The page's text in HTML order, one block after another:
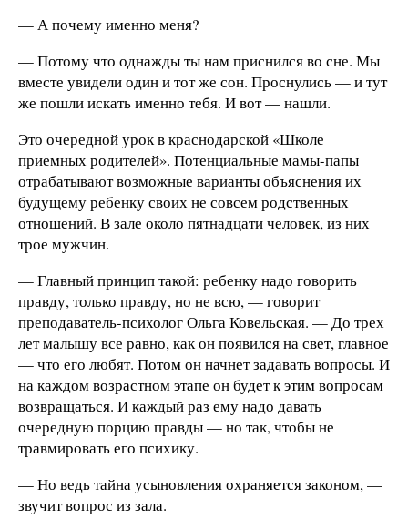
— А почему именно меня?
— Потому что однажды ты нам приснился во сне. Мы
вместе увидели один и тот же сон. Проснулись — и тут
же пошли искать именно тебя. И вот — нашли.
Это очередной урок в краснодарской «Школе
приемных родителей». Потенциальные мамы-папы
отрабатывают возможные варианты объяснения их
будущему ребенку своих не совсем родственных
отношений. В зале около пятнадцати человек, из них
трое мужчин.
— Главный принцип такой: ребенку надо говорить
правду, только правду, но не всю, — говорит
преподаватель-психолог Ольга Ковельская. — До трех
лет малышу все равно, как он появился на свет, главное
— что его любят. Потом он начнет задавать вопросы. И
на каждом возрастном этапе он будет к этим вопросам
возвращаться. И каждый раз ему надо давать
очередную порцию правды — но так, чтобы не
травмировать его психику.
— Но ведь тайна усыновления охраняется законом, —
звучит вопрос из зала.